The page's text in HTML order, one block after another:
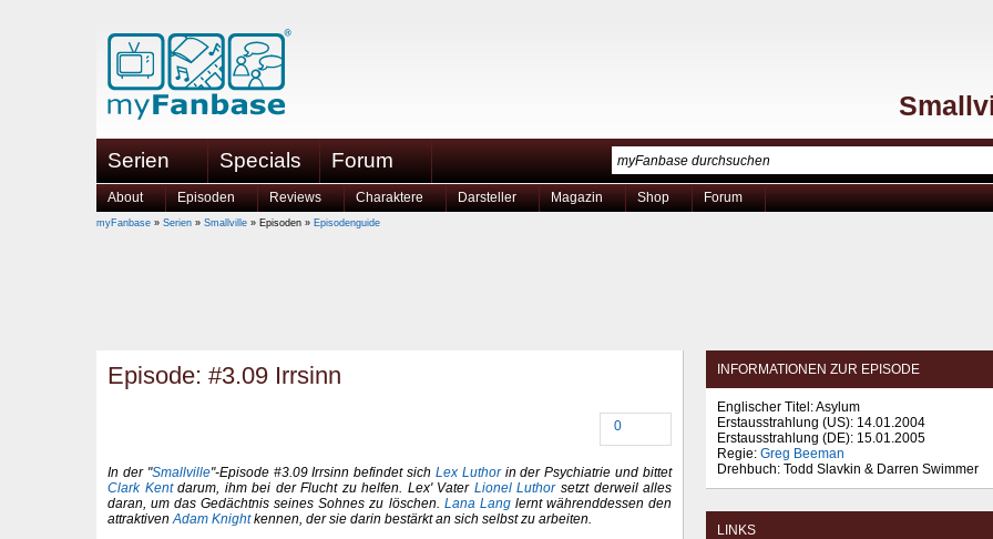
Serien Specials Forum
About Episoden Reviews Charaktere Darsteller Magazin Shop Forum
myFanbase » Serien » Smallville » Episoden » Episodenguide
Episode: #3.09 Irrsinn
0
In der "Smallville"-Episode #3.09 Irrsinn befindet sich Lex Luthorin der Psychiatrie und bittet
Clark Kentdarum, ihm bei der Flucht zu helfen. Lex' Vater Lionel Luthorsetzt derweil alles
daran, um das Gedächtnis seines Sohnes zu löschen. Lana Langlernt währenddessen den
attraktivenAdam Knightkennen, der sie darin bestärkt an sich selbst zu arbeiten.
INFORMATIONEN ZUR EPISODE
Englischer Titel: Asylum
Erstausstrahlung (US): 14.01.2004
Erstausstrahlung (DE): 15.01.2005
Regie: Greg Beeman
Drehbuch: Todd Slavkin & Darren Swimmer
LINKS